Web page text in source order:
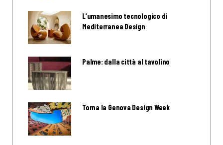
L’umanesimo tecnologico di
Mediterranea Design
Palme: dalla città al tavolino
Torna la Genova Design Week